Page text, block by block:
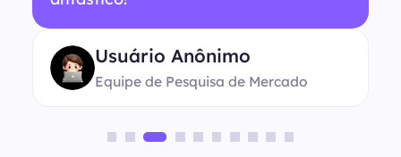
Usuário Anônimo
Equipe de Pesquisa de Mercado